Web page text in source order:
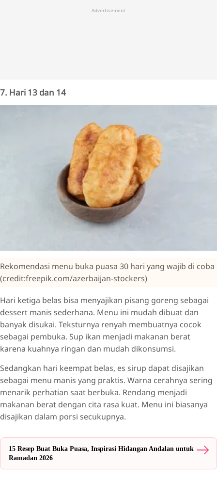
Advertisement
7. Hari 13 dan 14
Rekomendasi menu buka puasa 30 hari yang wajib di coba
(credit:freepik.com/azerbaijan-stockers)
Hari ketiga belas bisa menyajikan pisang goreng sebagai
dessert manis sederhana. Menu ini mudah dibuat dan
banyak disukai. Teksturnya renyah membuatnya cocok
sebagai pembuka. Sup ikan menjadi makanan berat
karena kuahnya ringan dan mudah dikonsumsi.
Sedangkan hari keempat belas, es sirup dapat disajikan
sebagai menu manis yang praktis. Warna cerahnya sering
menarik perhatian saat berbuka. Rendang menjadi
makanan berat dengan cita rasa kuat. Menu ini biasanya
disajikan dalam porsi secukupnya.
15 Resep Buat Buka Puasa, Inspirasi Hidangan Andalan untuk
Ramadan 2026